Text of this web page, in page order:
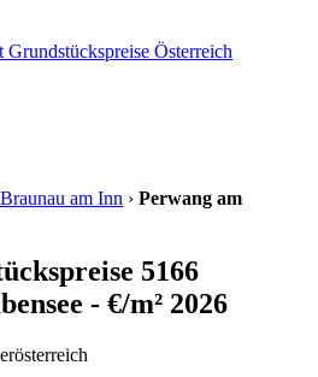
Grundstückspreise Österreich
Braunau am Inn › Perwang am
5166
- €/m² 2026